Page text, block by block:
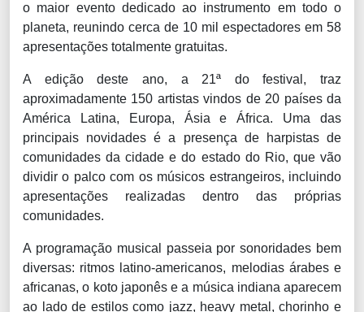
o maior evento dedicado ao instrumento em todo o
planeta, reunindo cerca de 10 mil espectadores em 58
apresentações totalmente gratuitas.
A edição deste ano, a 21ª do festival, traz
aproximadamente 150 artistas vindos de 20 países da
América Latina, Europa, Ásia e África. Uma das
principais novidades é a presença de harpistas de
comunidades da cidade e do estado do Rio, que vão
dividir o palco com os músicos estrangeiros, incluindo
apresentações realizadas dentro das próprias
comunidades.
A programação musical passeia por sonoridades bem
diversas: ritmos latino-americanos, melodias árabes e
africanas, o kotojaponês e a música indiana aparecem
ao lado de estilos como jazz, heavy metal, chorinho e